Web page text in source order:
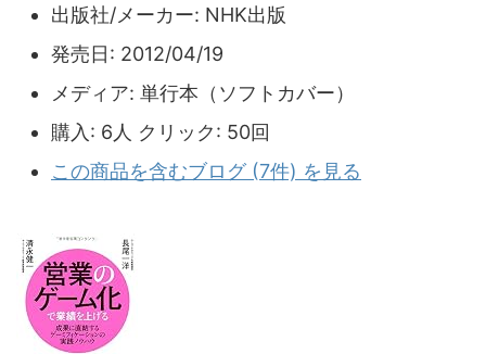
出版社/メーカー: NHK出版
発売日: 2012/04/19
メディア: 単行本（ソフトカバー）
購入 : 6人 クリック: 50回
この商品を含むブログ (7件) を見る